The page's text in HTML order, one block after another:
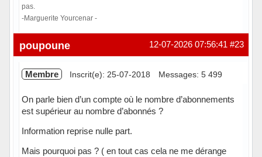
pas.
-Marguerite Yourcenar -
Hors ligne #23
12-07-2026 07:56:41
poupoune
Membre Inscrit(e): 25-07-2018 Messages: 5 499
On parle bien d’un compte où le nombre d’abonnements
est supérieur au nombre d’abonnés ?
Information reprise nulle part.
Mais pourquoi pas ? ( en tout cas cela ne me dérange